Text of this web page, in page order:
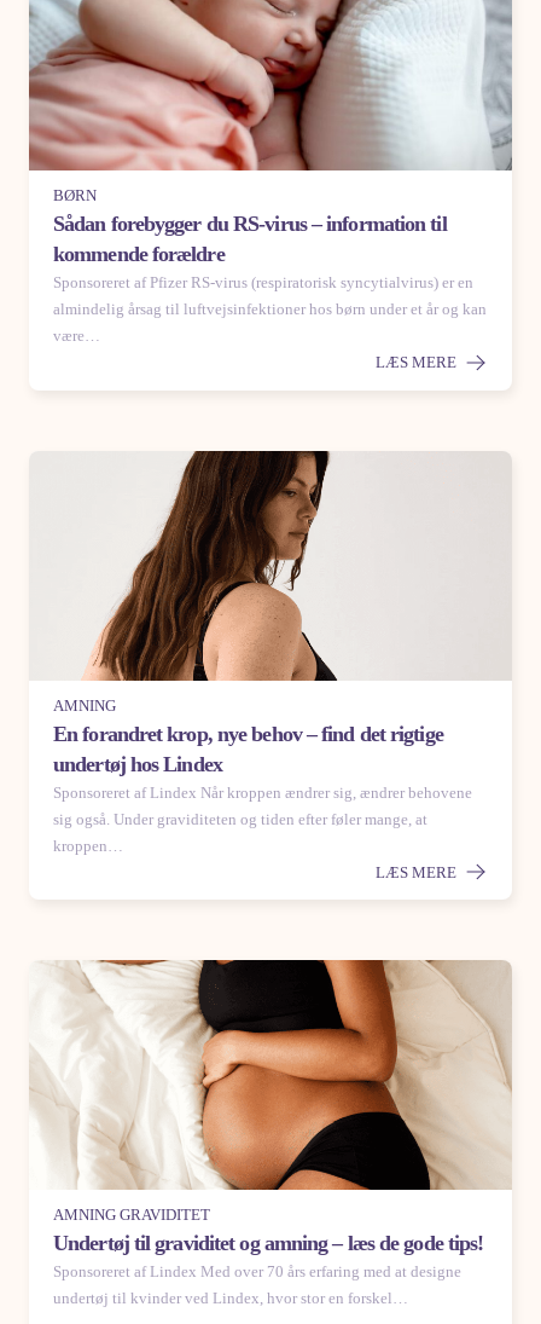
BØRN
Sådan forebygger du RS-virus – information til
kommende forældre
Sponsoreret af Pfizer RS-virus (respiratorisk syncytialvirus) er en
almindelig årsag til luftvejsinfektioner hos børn under et år og kan
være…
LÆS MERE
AMNING
En forandret krop, nye behov – find det rigtige
undertøj hos Lindex
Sponsoreret af Lindex Når kroppen ændrer sig, ændrer behovene
sig også. Under graviditeten og tiden efter føler mange, at
kroppen…
LÆS MERE
AMNING GRAVIDITET
Undertøj til graviditet og amning – læs de gode tips!
Sponsoreret af Lindex Med over 70 års erfaring med at designe
undertøj til kvinder ved Lindex, hvor stor en forskel…